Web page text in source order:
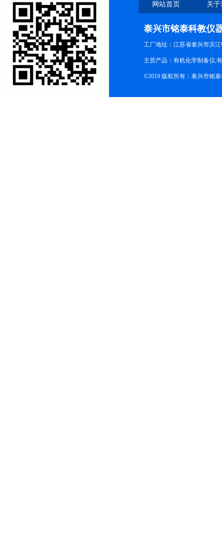
网站首页 关
泰兴市铭泰科教仪
工厂地址：江苏省泰兴市滨
主营产品：有机化学制备仪,
©2019 版权所有：泰兴市铭